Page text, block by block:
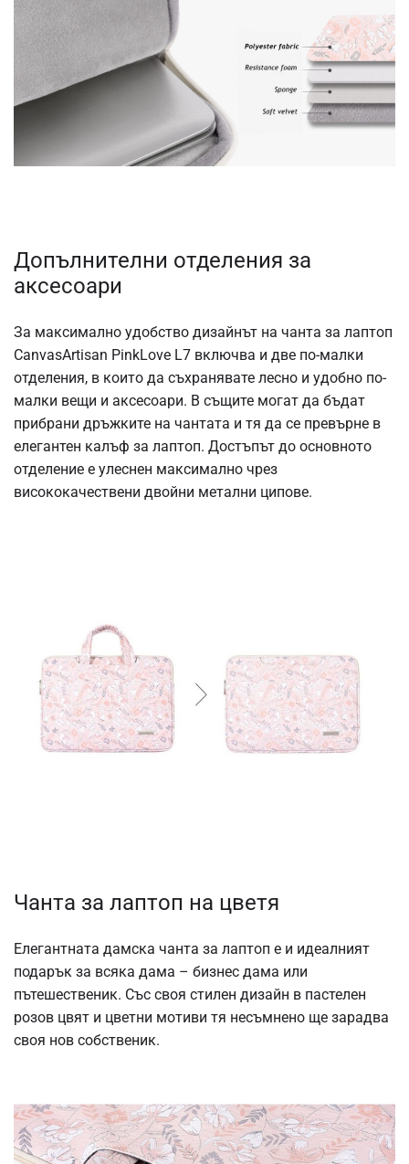
Допълнителни отделения за
аксесоари
За максимално удобство дизайнът на чанта за лаптоп
CanvasArtisan PinkLove L7 включва и две по-малки
отделения, в които да съхранявате лесно и удобно по-
малки вещи и аксесоари. В същите могат да бъдат
прибрани дръжките на чантата и тя да се превърне в
елегантен калъф за лаптоп. Достъпът до основното
отделение е улеснен максимално чрез
висококачествени двойни метални ципове.
Чанта за лаптоп на цветя
Елегантната дамска чанта за лаптоп е и идеалният
подарък за всяка дама – бизнес дама или
пътешественик. Със своя стилен дизайн в пастелен
розов цвят и цветни мотиви тя несъмнено ще зарадва
своя нов собственик.